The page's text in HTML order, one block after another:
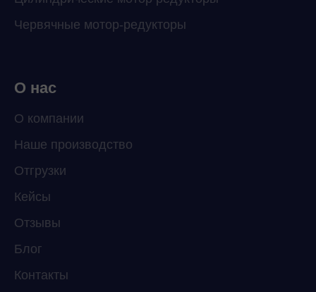
Червячные мотор-редукторы
О нас
О компании
Наше производство
Отгрузки
Кейсы
Отзывы
Блог
Контакты
Мессенджеры
Свяжитесь с нами через любой удобный